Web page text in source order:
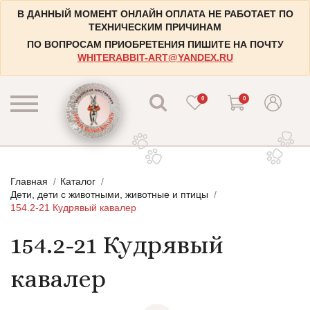
В ДАННЫЙ МОМЕНТ ОНЛАЙН ОПЛАТА НЕ РАБОТАЕТ ПО
ТЕХНИЧЕСКИМ ПРИЧИНАМ
ПО ВОПРОСАМ ПРИОБРЕТЕНИЯ ПИШИТЕ НА ПОЧТУ
WHITERABBIT-ART@YANDEX.RU
0 0
Пейзажи
Городские пейзажи
Цветы и растения
Натюрморты с винными бутылками
КОНТАКТЫ
НАБОРЫ
НОВОСТИ
ИНФОРМАЦИЯ
Главная
Каталог
Дети, дети с животными, животные и птицы
154.2-21 Кудрявый кавалер
154.2-21 Кудрявый
кавалер